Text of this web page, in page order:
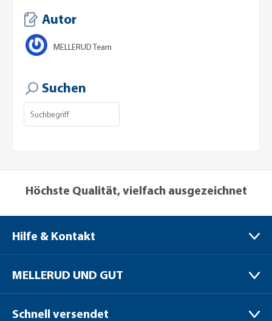
Autor
MELLERUD Team
Suchen
Höchste Qualität, vielfach ausgezeichnet
Hilfe & Kontakt
Bernhard-Röttgen-Waldweg 20
41379 Brüggen / Niederrhein
MELLERUD UND GUT
Verpackungen
Schnell versendet